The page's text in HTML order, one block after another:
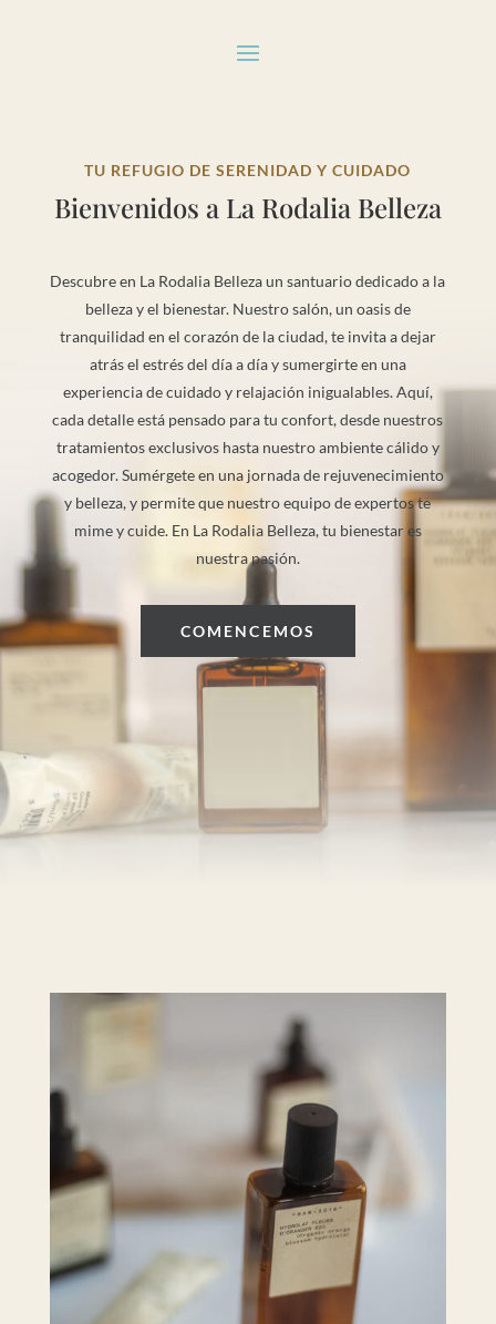
TU REFUGIO DE SERENIDAD Y CUIDADO
Bienvenidos a La Rodalia Belleza
Descubre en La Rodalia Belleza un santuario dedicado a la
belleza y el bienestar. Nuestro salón, un oasis de
tranquilidad en el corazón de la ciudad, te invita a dejar
atrás el estrés del día a día y sumergirte en una
experiencia de cuidado y relajación inigualables. Aquí,
cada detalle está pensado para tu confort, desde nuestros
tratamientos exclusivos hasta nuestro ambiente cálido y
acogedor. Sumérgete en una jornada de rejuvenecimiento
y belleza, y permite que nuestro equipo de expertos te
mime y cuide. En La Rodalia Belleza, tu bienestar es
nuestra pasión.
COMENCEMOS